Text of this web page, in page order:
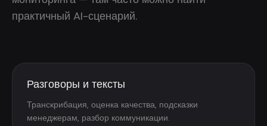
практичный AI-сценарий.
Разговоры и тексты
Транскрибация, оценка качества, подсказки
менеджерам, разбор коммуникации.